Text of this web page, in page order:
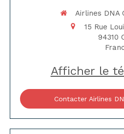
Airlines DNA
15 Rue
94310
Afficher le
Contacter Airlines